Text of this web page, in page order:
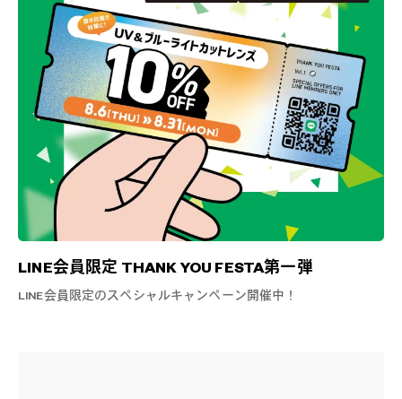
LINE会員限定 THANK YOU FESTA第一弾
LINE会員限定のスペシャルキャンペーン開催中！